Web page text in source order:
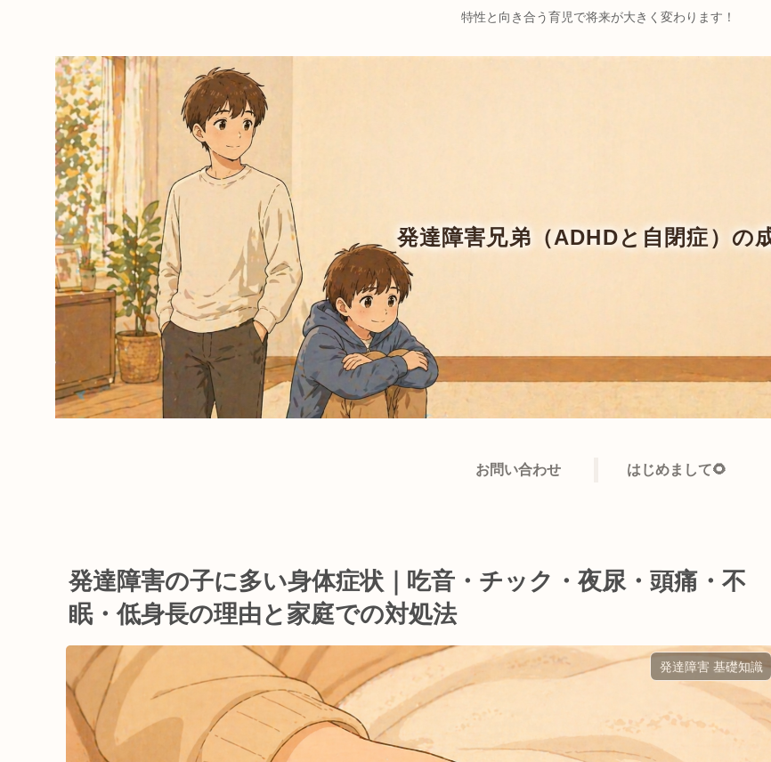
特性と向き合う育児で将来が大きく変わります！
お問い合わせ はじめまして🌻
発達障害の子に多い身体症状｜吃音・チック・夜尿・頭痛・不
眠・低身長の理由と家庭での対処法
発達障害 基礎知識